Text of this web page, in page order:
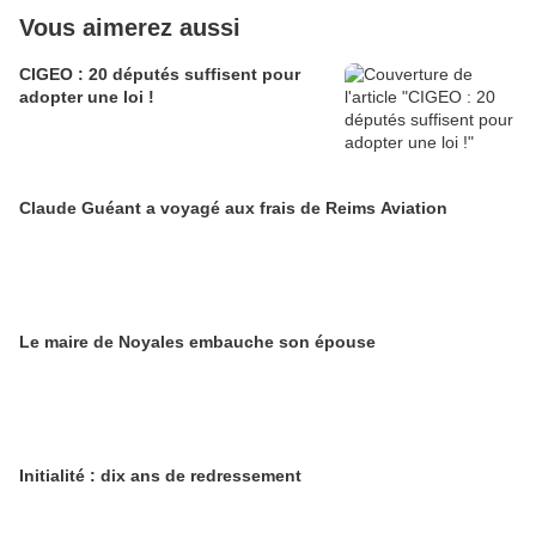
Vous aimerez aussi
CIGEO : 20 députés suffisent pour
adopter une loi !
Claude Guéant a voyagé aux frais de Reims Aviation
Le maire de Noyales embauche son épouse
Initialité : dix ans de redressement